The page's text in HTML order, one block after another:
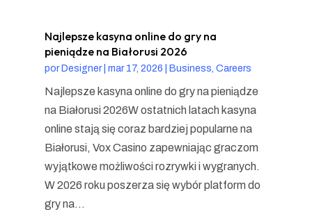
Najlepsze kasyna online do gry na
pieniądze na Białorusi 2026
por Designer| mar 17, 2026 Business, Careers
Najlepsze kasyna online do gry na pieniądze
na Białorusi 2026W ostatnich latach kasyna
online stają się coraz bardziej popularne na
Białorusi, Vox Casino zapewniając graczom
wyjątkowe możliwości rozrywki i wygranych.
W 2026 roku poszerza się wybór platform do
gry na...